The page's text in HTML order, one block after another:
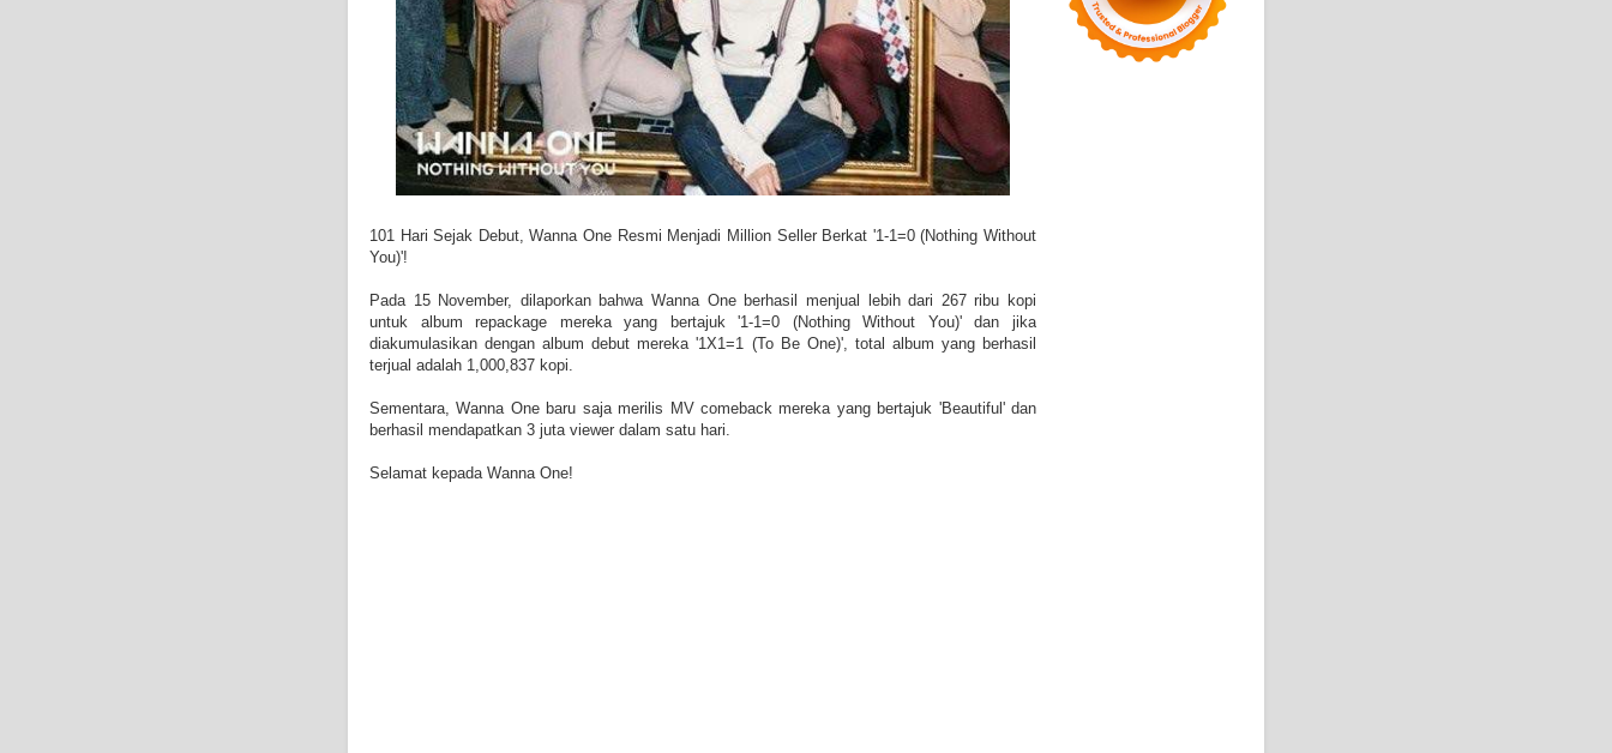
101 Hari Sejak Debut, Wanna One Resmi Menjadi Million Seller Berkat '1-1=0 (Nothing Without
You)'!
Pada 15 November, dilaporkan bahwa Wanna One berhasil menjual lebih dari 267 ribu kopi
untuk album repackage mereka yang bertajuk '1-1=0 (Nothing Without You)' dan jika
diakumulasikan dengan album debut mereka '1X1=1 (To Be One)', total album yang berhasil
terjual adalah 1,000,837 kopi.
Sementara, Wanna One baru saja merilis MV comeback mereka yang bertajuk 'Beautiful' dan
berhasil mendapatkan 3 juta viewer dalam satu hari.
Selamat kepada Wanna One!